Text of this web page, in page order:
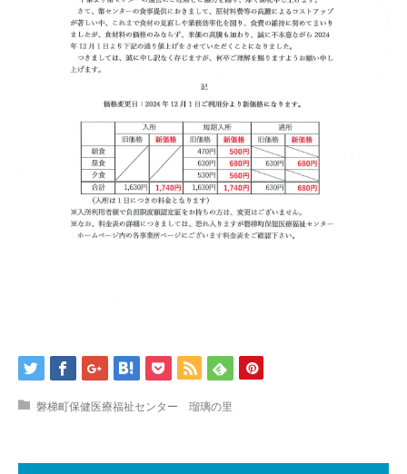
磐梯町保健医療福祉センター 瑠璃の里